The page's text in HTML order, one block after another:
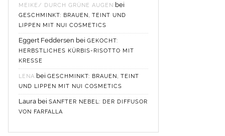
MEIKE/ DURCH GRÜNE AUGEN bei
GESCHMINKT: BRAUEN, TEINT UND
LIPPEN MIT NUI COSMETICS
Eggert Feddersen bei GEKOCHT:
HERBSTLICHES KÜRBIS-RISOTTO MIT
KRESSE
LENA bei GESCHMINKT: BRAUEN, TEINT
UND LIPPEN MIT NUI COSMETICS
Laura bei SANFTER NEBEL: DER DIFFUSOR
VON FARFALLA